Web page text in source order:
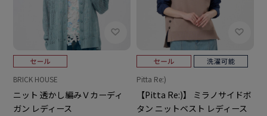
BRICK HOUSE
ニット 透かし編みＶカーディ
ガン レディース
Pitta Re:)
【Pitta Re:)】 ミラノサイドボ
タン ニットベスト レディース